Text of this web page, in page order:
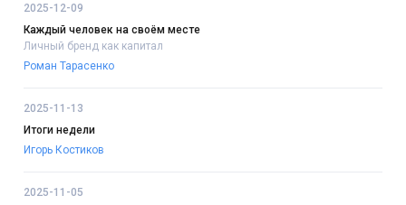
2025-12-09
Каждый человек на своём месте
Личный бренд как капитал
Роман Тарасенко
2025-11-13
Итоги недели
Игорь Костиков
2025-11-05